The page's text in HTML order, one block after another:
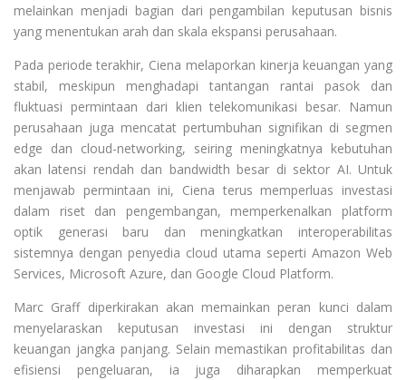
melainkan menjadi bagian dari pengambilan keputusan bisnis
yang menentukan arah dan skala ekspansi perusahaan.
Pada periode terakhir, Ciena melaporkan kinerja keuangan yang
stabil, meskipun menghadapi tantangan rantai pasok dan
fluktuasi permintaan dari klien telekomunikasi besar. Namun
perusahaan juga mencatat pertumbuhan signifikan di segmen
edge dan cloud-networking, seiring meningkatnya kebutuhan
akan latensi rendah dan bandwidth besar di sektor AI. Untuk
menjawab permintaan ini, Ciena terus memperluas investasi
dalam riset dan pengembangan, memperkenalkan platform
optik generasi baru dan meningkatkan interoperabilitas
sistemnya dengan penyedia cloud utama seperti Amazon Web
Services, Microsoft Azure, dan Google Cloud Platform.
Marc Graff diperkirakan akan memainkan peran kunci dalam
menyelaraskan keputusan investasi ini dengan struktur
keuangan jangka panjang. Selain memastikan profitabilitas dan
efisiensi pengeluaran, ia juga diharapkan memperkuat